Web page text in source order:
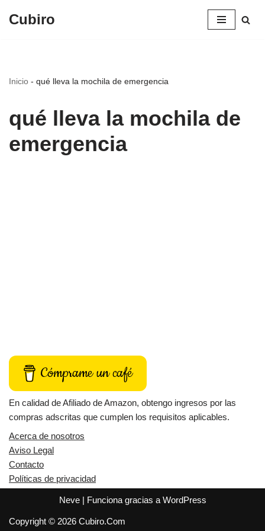
Cubiro
Inicio - qué lleva la mochila de emergencia
qué lleva la mochila de
emergencia
Cómprame un café
En calidad de Afiliado de Amazon, obtengo ingresos por las
compras adscritas que cumplen los requisitos aplicables.
Acerca de nosotros
Aviso Legal
Contacto
Políticas de privacidad
Neve| Funciona gracias a WordPress
Copyright © 2026 Cubiro.Com